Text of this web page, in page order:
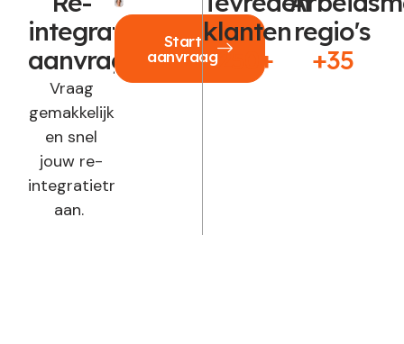
integratie
aanvragen?
Vraag
gemakkelijk
en snel
jouw re-
integratietraject
aan.
Start
aanvraag
klanten
250+
regio's
+35